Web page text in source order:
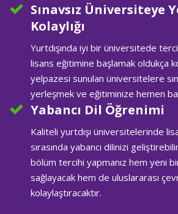
Sınavsız Üniversiteye
Kolaylığı
Yurtdışında iyi bir üniversitede
lisans eğitimine başlamak oldukça
yelpazesi sunulan üniversitelere
yerleşmek ve eğitiminize hemen
Yabancı Dil Öğrenimi
Kaliteli yurtdışı üniversitelerinde
sırasında yabancı dilinizi
bölüm tercihi yapmanız hem yeni
sağlayacak hem de uluslararası
kolaylaştıracaktır.